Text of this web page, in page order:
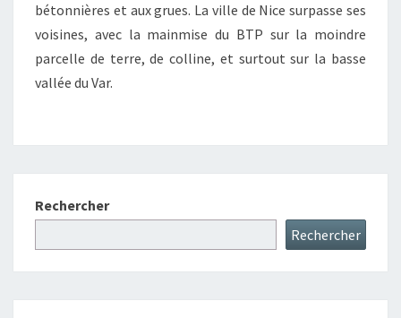
bétonnières et aux grues. La ville de Nice surpasse ses
voisines, avec la mainmise du BTP sur la moindre
parcelle de terre, de colline, et surtout sur la basse
vallée du Var.
Rechercher
Rechercher